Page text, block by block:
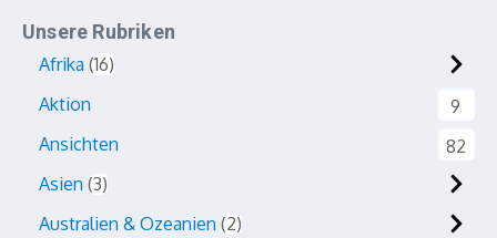
Unsere Rubriken
Afrika 16
Aktion
9
Ansichten
82
Asien 3
Australien & Ozeanien 2